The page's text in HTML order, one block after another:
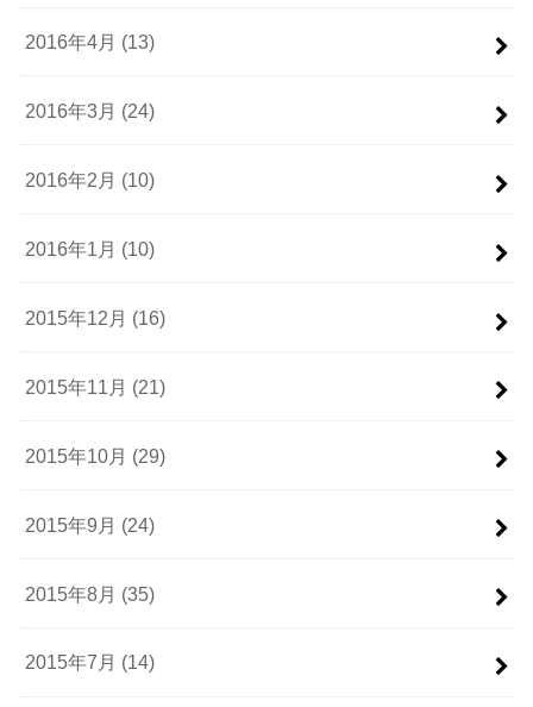
2016年4月 (13)
2016年3月 (24)
2016年2月 (10)
2016年1月 (10)
2015年12月 (16)
2015年11月 (21)
2015年10月 (29)
2015年9月 (24)
2015年8月 (35)
2015年7月 (14)